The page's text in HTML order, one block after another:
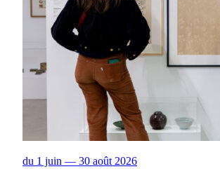
du 1 juin — 30 août 2026